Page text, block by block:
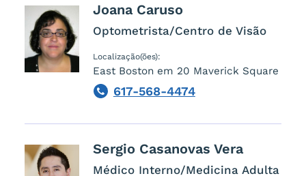
Joana Caruso
Optometrista/Centro de Visão
Localização(ões):
East Boston em 20 Maverick Square
617-568-4474
Phone
Sergio Casanovas Vera
Médico Interno/Medicina Adulta